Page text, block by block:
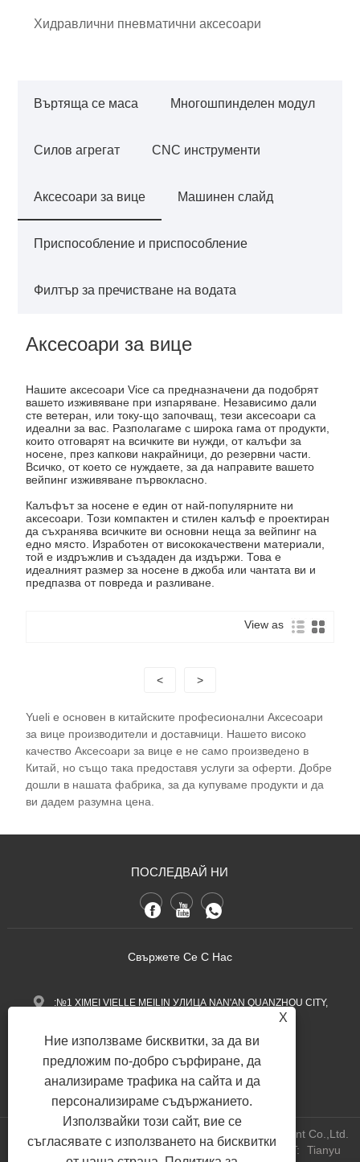
Хидравлични пневматични аксесоари
Въртяща се маса Многошпинделен модул
Силов агрегат CNC инструменти
Аксесоари за вице Машинен слайд
Приспособление и приспособление
Филтър за пречистване на водата
Аксесоари за вице
Нашите аксесоари Vice са предназначени да подобрят
вашето изживяване при изпаряване. Независимо дали
сте ветеран, или току-що започващ, тези аксесоари са
идеални за вас. Разполагаме с широка гама от продукти,
които отговарят на всичките ви нужди, от калъфи за
носене, през капкови накрайници, до резервни части.
Всичко, от което се нуждаете, за да направите вашето
вейпинг изживяване първокласно.
Калъфът за носене е един от най-популярните ни
аксесоари. Този компактен и стилен калъф е проектиран
да съхранява всичките ви основни неща за вейпинг на
едно място. Изработен от висококачествени материали,
той е издръжлив и създаден да издържи. Това е
идеалният размер за носене в джоба или чантата ви и
предпазва от повреда и разливане.
View as
< >
Yueli е основен в китайските професионални Аксесоари
за вице производители и доставчици. Нашето високо
качество Аксесоари за вице е не само произведено в
Китай, но също така предоставя услуги за оферти. Добре
дошли в нашата фабрика, за да купуваме продукти и да
ви дадем разумна цена.
ПОСЛЕДВАЙ НИ
Свържете Се С Нас
:№1 XIMEI VIELLE MEILIN УЛИЦА NAN'AN QUANZHOU CITY,
+86-13600768411
: Nina.h@yueli-tech.com
Copyright @ 2023 Quanzhou Yueli Automation Equipment Co.,Ltd.
All Rights Reserved.WEBSITE TECHNICAL SUPPORT:
Tianyu
X
Ние използваме бисквитки, за да ви
предложим по-добро сърфиране, да
анализираме трафика на сайта и да
персонализираме съдържанието.
Използвайки този сайт, вие се
съгласявате с използването на бисквитки